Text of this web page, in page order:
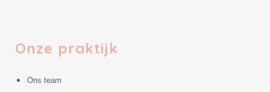
Onze praktijk
Ons team